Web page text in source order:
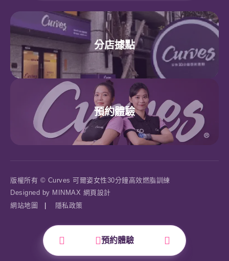
預約體驗
分店據點
預約體驗
版權所有 © Curves 可爾姿女性30分鐘高效燃脂訓練
Designed by MINMAX 網頁設計
網站地圖
隱私政策